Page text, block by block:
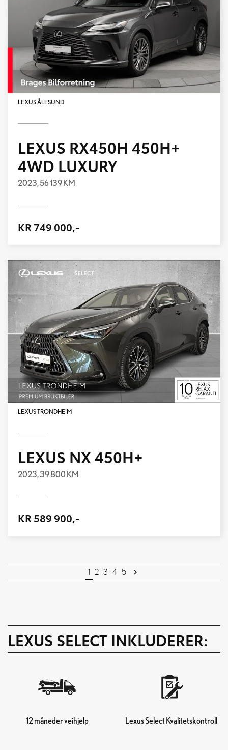
LEXUS ÅLESUND
LEXUS RX450H 450H+
4WD LUXURY
2023,56 139 KM
KR 749 000,-
LEXUS TRONDHEIM
LEXUS NX 450H+
2023,39 800 KM
KR 589 900,-
1 2 3 4 5 keyboard_arrow_right
LEXUS SELECT INKLUDERER:
12 måneder veihjelp Lexus Select Kvalitetskontroll